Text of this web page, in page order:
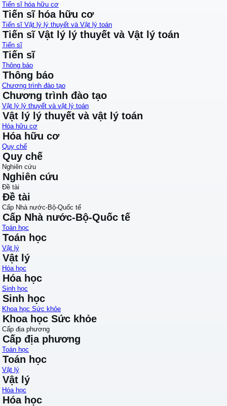
Tiến sĩ hóa hữu cơ
Tiến sĩ hóa hữu cơ
Tiến sĩ Vật lý lý thuyết và Vật lý toán
Tiến sĩ Vật lý lý thuyết và Vật lý toán
Tiến sĩ
Tiến sĩ
Thông báo
Thông báo
Chương trình đào tạo
Chương trình đào tạo
Vật lý lý thuyết và vật lý toán
Vật lý lý thuyết và vật lý toán
Hóa hữu cơ
Hóa hữu cơ
Quy chế
Quy chế
Nghiên cứu
Nghiên cứu
Đề tài
Đề tài
Cấp Nhà nước-Bộ-Quốc tế
Cấp Nhà nước-Bộ-Quốc tế
Toán học
Toán học
Vật lý
Vật lý
Hóa học
Hóa học
Sinh học
Sinh học
Khoa học Sức khỏe
Khoa học Sức khỏe
Cấp địa phương
Cấp địa phương
Toán học
Toán học
Vật lý
Vật lý
Hóa học
Hóa học